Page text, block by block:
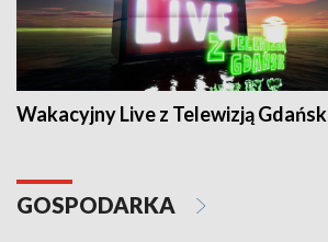
Wakacyjny Live z Telewizją Gdańsk
GOSPODARKA